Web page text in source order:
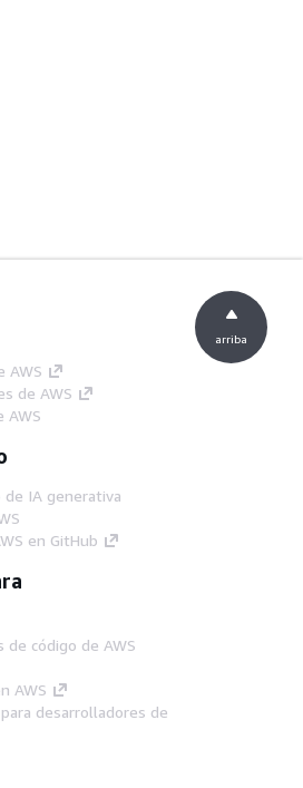
AWS
de AWS
AWS
de IA generativa
en GitHub
código de AWS
AWS
desarrolladores de
arriba